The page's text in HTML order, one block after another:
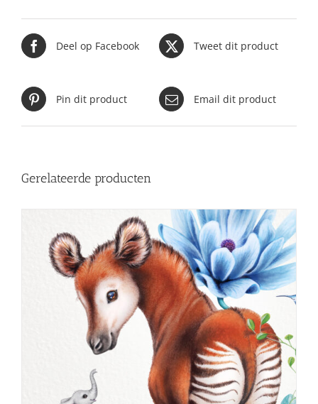
Deel op Facebook Tweet dit product
Pin dit product Email dit product
Gerelateerde producten